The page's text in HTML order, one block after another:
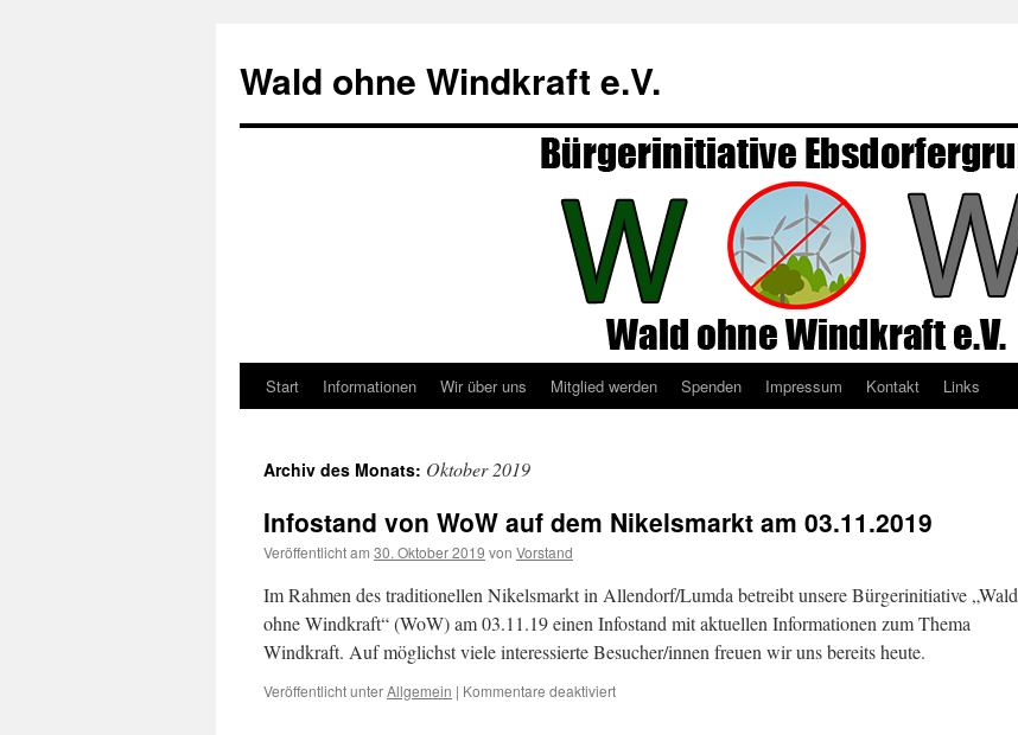
springen
Wald ohne Windkraft e.V.
Start Informationen Wir über uns Mitglied werden Spenden Impressum Kontakt Links
Archiv des Monats: Oktober 2019
Infostand von WoW auf dem Nikelsmarkt am 03.11.2019
Veröffentlicht am 30. Oktober 2019 von Vorstand
Im Rahmen des traditionellen Nikelsmarkt in Allendorf/Lumda betreibt unsere Bürgerinitiative „Wald
ohne Windkraft“ (WoW) am 03.11.19 einen Infostand mit aktuellen Informationen zum Thema
Windkraft. Auf möglichst viele interessierte Besucher/innen freuen wir uns bereits heute.
Veröffentlicht unterAllgemein | Kommentare deaktiviertfür